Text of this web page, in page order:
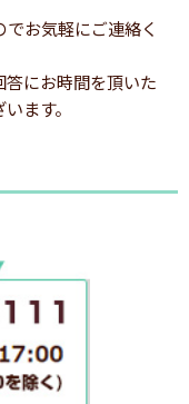
お気軽にご連絡く
にお時間を頂いた
ます。